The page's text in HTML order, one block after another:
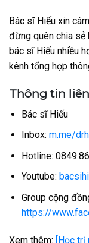
Bác sĩ Hiếu xin
đừng quên chia sẻ
bác sĩ Hiếu nhiều
kênh tổng hợp
Thông tin
Bác sĩ Hiếu
Inbox: m.me/
Hotline:
Youtube:
Group cộng
https://
Xem thêm: [Học trị